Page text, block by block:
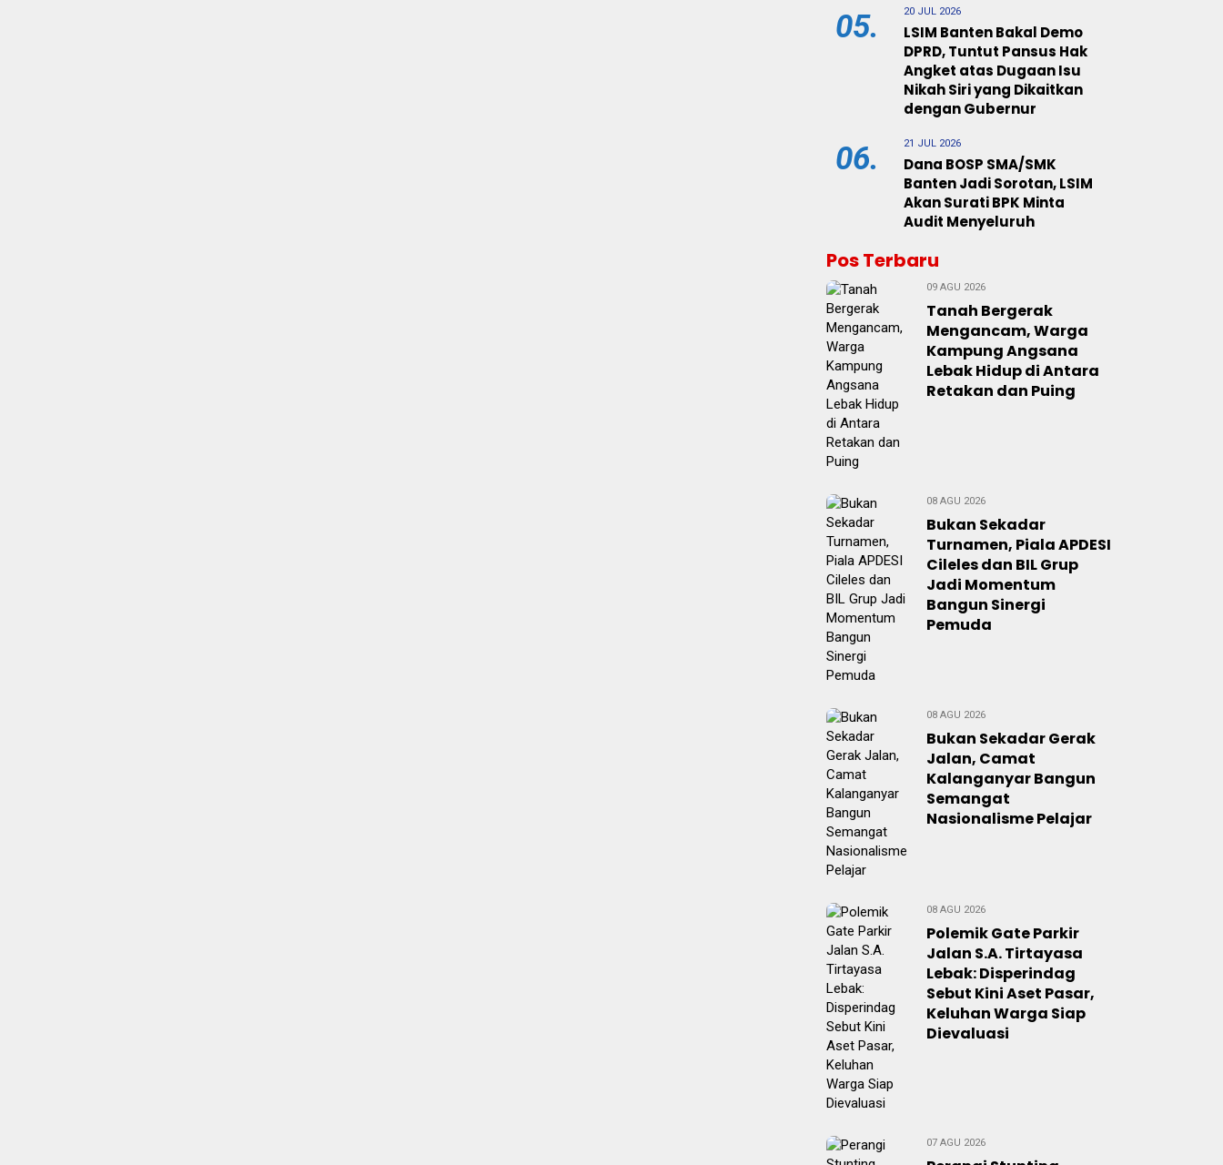
05. 20 JUL 2026
LSIM Banten Bakal Demo
DPRD, Tuntut Pansus Hak
Angket atas Dugaan Isu
Nikah Siri yang Dikaitkan
dengan Gubernur
06. 21 JUL 2026
Dana BOSP SMA/SMK
Banten Jadi Sorotan, LSIM
Akan Surati BPK Minta
Audit Menyeluruh
Pos Terbaru
09 AGU 2026
Tanah Bergerak
Mengancam, Warga
Kampung Angsana
Lebak Hidup di Antara
Retakan dan Puing
08 AGU 2026
Bukan Sekadar
Turnamen, Piala APDESI
Cileles dan BIL Grup
Jadi Momentum
Bangun Sinergi
Pemuda
08 AGU 2026
Bukan Sekadar Gerak
Jalan, Camat
Kalanganyar Bangun
Semangat
Nasionalisme Pelajar
08 AGU 2026
Polemik Gate Parkir
Jalan S.A. Tirtayasa
Lebak: Disperindag
Sebut Kini Aset Pasar,
Keluhan Warga Siap
Dievaluasi
07 AGU 2026